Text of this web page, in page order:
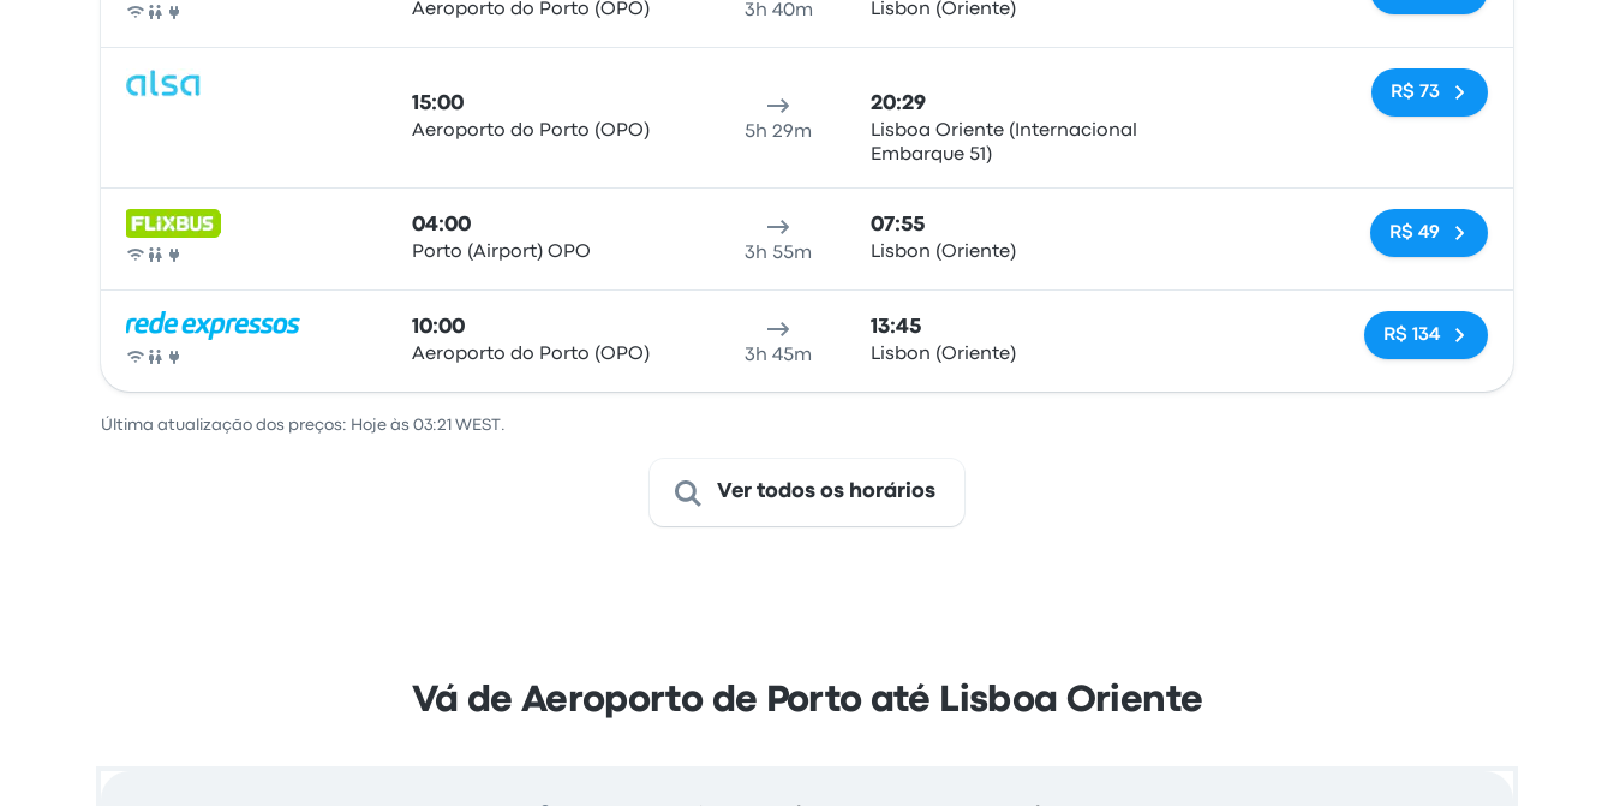
Ônibus
Aeroporto do Porto (OPO) 3h 40m Lisbon (Oriente)
15:00
Aeroporto do Porto (OPO) 5h 29m
20:29
Lisboa Oriente (Internacional
Embarque 51)
Sem tags
R$ 73
Ônibus
04:00
Porto (Airport) OPO 3h 55m
07:55
Lisbon (Oriente)
Sem tags
R$ 49
Ônibus
10:00
Aeroporto do Porto (OPO) 3h 45m
13:45
Lisbon (Oriente)
Sem tags
R$ 134
Última atualização dos preços: Hoje às 03:21 WEST.
Ver todos os horários
Vá de Aeroporto de Porto até Lisboa Oriente